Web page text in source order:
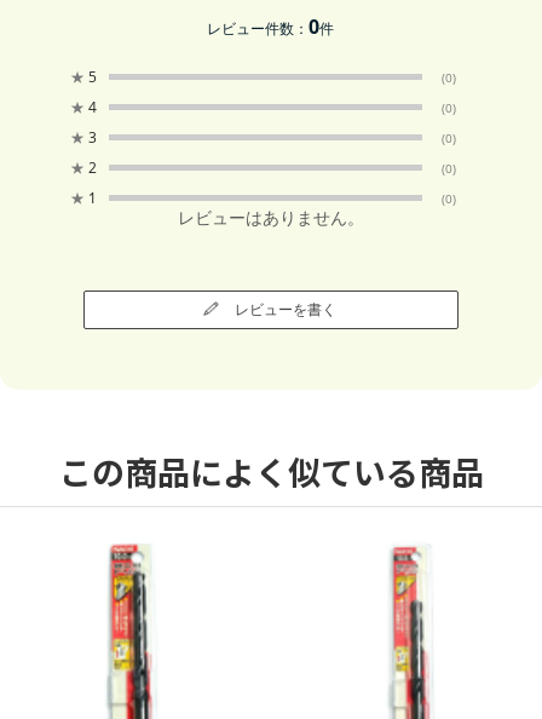
レビュー件数：0件
★ 5 (0)
★ 4 (0)
★ 3 (0)
★ 2 (0)
★ 1 (0)
レビューはありません。
レビューを書く
この商品によく似ている商品